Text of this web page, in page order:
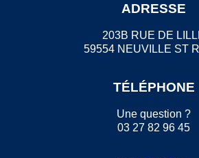
ADRESSE
203B RUE DE
59554 NEUVILLE ST
TÉLÉPHONE
Une question ?
03 27 82 96 45